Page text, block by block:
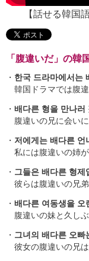
【話せる韓国
「腹違いだ」の韓
・ 한국 드라마에서는
韓国ドラマでは腹
・ 배다른 형을 만나러
腹違いの兄に会いに
・ 저에게는 배다른 언
私には腹違いの姉が
・ 그들은 배다른 형제
彼らは腹違いの兄弟
・ 배다른 여동생을 오
腹違いの妹と久し
・ 그녀의 배다른 오빠
彼女の腹違いの兄は